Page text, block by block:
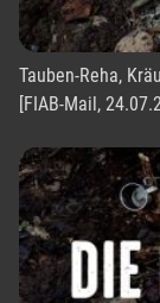
Tauben-Reha,
[FIAB-Mail,